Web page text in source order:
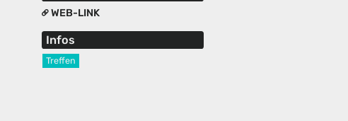
WEB-LINK
Infos
Treffen